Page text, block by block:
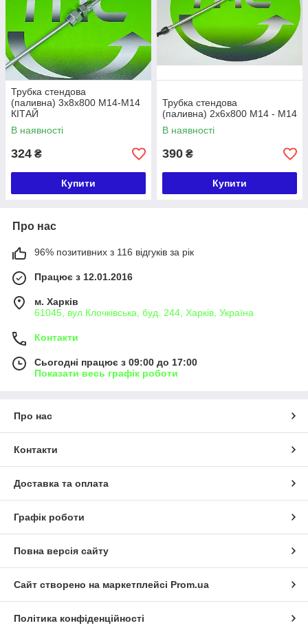
Трубка стендова
(паливна) 3х8х800 М14-М14
КІТАЙ
В наявності
324 ₴
Купити
Трубка стендова
(паливна) 2х6х800 М14 - М14
В наявності
390 ₴
Купити
Про нас
96% позитивних з 116 відгуків за рік
Працює з 12.01.2016
м. Харків
61045, вул.Клочківська, буд. 244, Харків, Україна
Контакти
Сьогодні працює з 09:00 до 17:00
Показати весь графік роботи
Про нас
Контакти
Доставка та оплата
Графік роботи
Повна версія сайту
Сайт створено на маркетплейсі Prom.ua
Політика конфіденційності